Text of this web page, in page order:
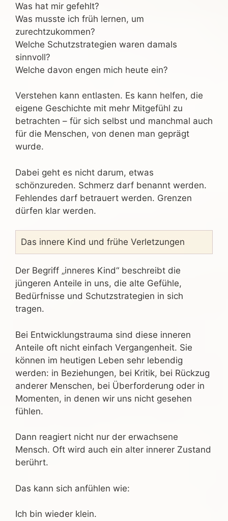
Was hat mir gefehlt?
Was musste ich früh lernen, um
zurechtzukommen?
Welche Schutzstrategien waren damals
sinnvoll?
Welche davon engen mich heute ein?
Verstehen kann entlasten. Es kann helfen, die
eigene Geschichte mit mehr Mitgefühl zu
betrachten – für sich selbst und manchmal auch
für die Menschen, von denen man geprägt
wurde.
Dabei geht es nicht darum, etwas
schönzureden. Schmerz darf benannt werden.
Fehlendes darf betrauert werden. Grenzen
dürfen klar werden.
Das innere Kind und frühe Verletzungen
Der Begriff „inneres Kind“ beschreibt die
jüngeren Anteile in uns, die alte Gefühle,
Bedürfnisse und Schutzstrategien in sich
tragen.
Bei Entwicklungstrauma sind diese inneren
Anteile oft nicht einfach Vergangenheit. Sie
können im heutigen Leben sehr lebendig
werden: in Beziehungen, bei Kritik, bei Rückzug
anderer Menschen, bei Überforderung oder in
Momenten, in denen wir uns nicht gesehen
fühlen.
Dann reagiert nicht nur der erwachsene
Mensch. Oft wird auch ein alter innerer Zustand
berührt.
Das kann sich anfühlen wie:
Ich bin wieder klein.